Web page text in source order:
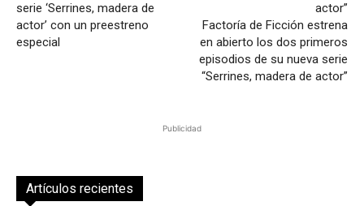
serie ‘Serrines, madera de
actor’ con un preestreno
especial
Factoría de Ficción estrena
en abierto los dos primeros
episodios de su nueva serie
“Serrines, madera de actor”
Publicidad
Artículos recientes